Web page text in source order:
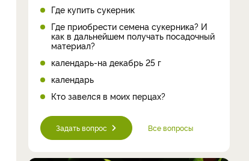
Где купить сукерник
Где приобрести семена сукерника? И
как в дальнейшем получать посадочный
материал?
календарь-на декабрь 25 г
календарь
Кто завелся в моих перцах?
Задать вопрос Все вопросы